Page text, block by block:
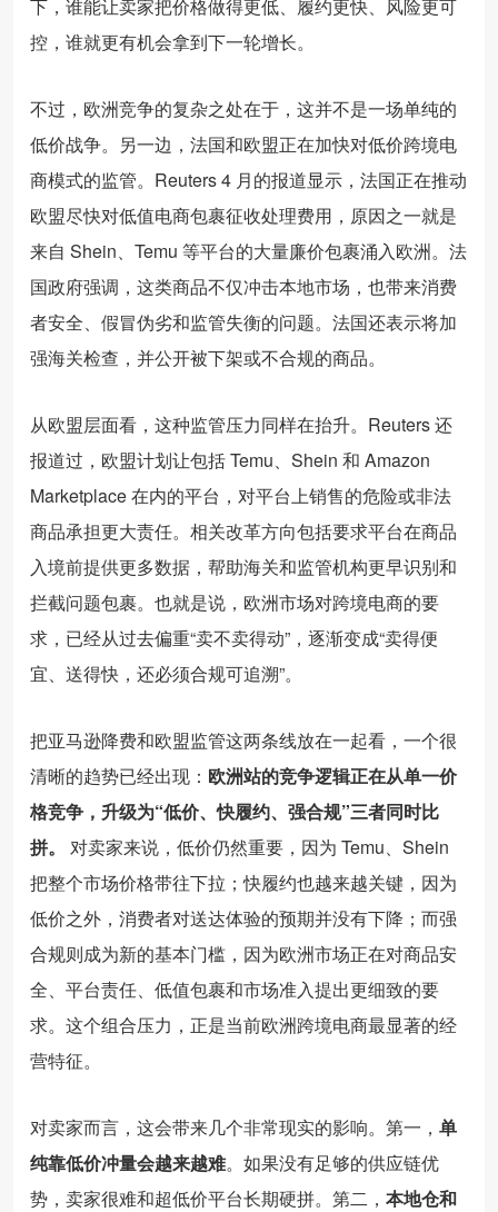
下，谁能让卖家把价格做得更低、履约更快、风险更可
控，谁就更有机会拿到下一轮增长。
不过，欧洲竞争的复杂之处在于，这并不是一场单纯的
低价战争。另一边，法国和欧盟正在加快对低价跨境电
商模式的监管。Reuters 4 月的报道显示，法国正在推动
欧盟尽快对低值电商包裹征收处理费用，原因之一就是
来自 Shein、Temu 等平台的大量廉价包裹涌入欧洲。法
国政府强调，这类商品不仅冲击本地市场，也带来消费
者安全、假冒伪劣和监管失衡的问题。法国还表示将加
强海关检查，并公开被下架或不合规的商品。
从欧盟层面看，这种监管压力同样在抬升。Reuters 还
报道过，欧盟计划让包括 Temu、Shein 和 Amazon
Marketplace 在内的平台，对平台上销售的危险或非法
商品承担更大责任。相关改革方向包括要求平台在商品
入境前提供更多数据，帮助海关和监管机构更早识别和
拦截问题包裹。也就是说，欧洲市场对跨境电商的要
求，已经从过去偏重“卖不卖得动”，逐渐变成“卖得便
宜、送得快，还必须合规可追溯”。
把亚马逊降费和欧盟监管这两条线放在一起看，一个很
清晰的趋势已经出现： 欧洲站的竞争逻辑正在从单一价
格竞争，升级为“低价、快履约、强合规”三者同时比
拼。
对卖家来说，低价仍然重要，因为 Temu、Shein
把整个市场价格带往下拉；快履约也越来越关键，因为
低价之外，消费者对送达体验的预期并没有下降；而强
合规则成为新的基本门槛，因为欧洲市场正在对商品安
全、平台责任、低值包裹和市场准入提出更细致的要
求。这个组合压力，正是当前欧洲跨境电商最显著的经
营特征。
对卖家而言，这会带来几个非常现实的影响。第一， 单
纯靠低价冲量会越来越难。如果没有足够的供应链优
势，卖家很难和超低价平台长期硬拼。第二， 本地仓和